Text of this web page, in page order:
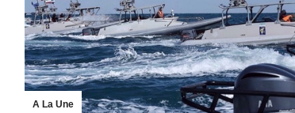
A La Une